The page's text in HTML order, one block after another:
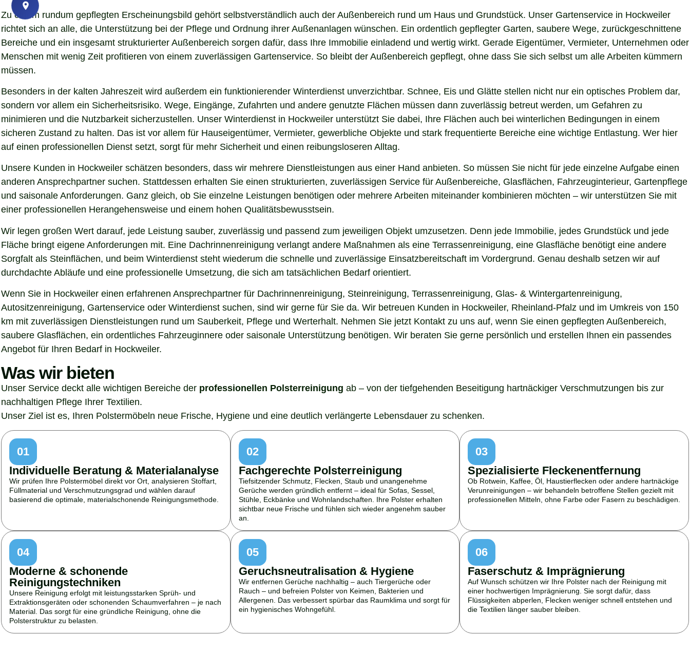
Zu einem rundum gepflegten Erscheinungsbild gehört selbstverständlich auch der Außenbereich rund um Haus und Grundstück. Unser Gartenservice in Hockweiler
richtet sich an alle, die Unterstützung bei der Pflege und Ordnung ihrer Außenanlagen wünschen. Ein ordentlich gepflegter Garten, saubere Wege, zurückgeschnittene
Bereiche und ein insgesamt strukturierter Außenbereich sorgen dafür, dass Ihre Immobilie einladend und wertig wirkt. Gerade Eigentümer, Vermieter, Unternehmen oder
Menschen mit wenig Zeit profitieren von einem zuverlässigen Gartenservice. So bleibt der Außenbereich gepflegt, ohne dass Sie sich selbst um alle Arbeiten kümmern
müssen.
Besonders in der kalten Jahreszeit wird außerdem ein funktionierender Winterdienst unverzichtbar. Schnee, Eis und Glätte stellen nicht nur ein optisches Problem dar,
sondern vor allem ein Sicherheitsrisiko. Wege, Eingänge, Zufahrten und andere genutzte Flächen müssen dann zuverlässig betreut werden, um Gefahren zu
minimieren und die Nutzbarkeit sicherzustellen. Unser Winterdienst in Hockweiler unterstützt Sie dabei, Ihre Flächen auch bei winterlichen Bedingungen in einem
sicheren Zustand zu halten. Das ist vor allem für Hauseigentümer, Vermieter, gewerbliche Objekte und stark frequentierte Bereiche eine wichtige Entlastung. Wer hier
auf einen professionellen Dienst setzt, sorgt für mehr Sicherheit und einen reibungsloseren Alltag.
Unsere Kunden in Hockweiler schätzen besonders, dass wir mehrere Dienstleistungen aus einer Hand anbieten. So müssen Sie nicht für jede einzelne Aufgabe einen
anderen Ansprechpartner suchen. Stattdessen erhalten Sie einen strukturierten, zuverlässigen Service für Außenbereiche, Glasflächen, Fahrzeuginterieur, Gartenpflege
und saisonale Anforderungen. Ganz gleich, ob Sie einzelne Leistungen benötigen oder mehrere Arbeiten miteinander kombinieren möchten – wir unterstützen Sie mit
einer professionellen Herangehensweise und einem hohen Qualitätsbewusstsein.
Wir legen großen Wert darauf, jede Leistung sauber, zuverlässig und passend zum jeweiligen Objekt umzusetzen. Denn jede Immobilie, jedes Grundstück und jede
Fläche bringt eigene Anforderungen mit. Eine Dachrinnenreinigung verlangt andere Maßnahmen als eine Terrassenreinigung, eine Glasfläche benötigt eine andere
Sorgfalt als Steinflächen, und beim Winterdienst steht wiederum die schnelle und zuverlässige Einsatzbereitschaft im Vordergrund. Genau deshalb setzen wir auf
durchdachte Abläufe und eine professionelle Umsetzung, die sich am tatsächlichen Bedarf orientiert.
Wenn Sie in Hockweiler einen erfahrenen Ansprechpartner für Dachrinnenreinigung, Steinreinigung, Terrassenreinigung, Glas- & Wintergartenreinigung,
Autositzenreinigung, Gartenservice oder Winterdienst suchen, sind wir gerne für Sie da. Wir betreuen Kunden in Hockweiler, Rheinland-Pfalz und im Umkreis von 150
km mit zuverlässigen Dienstleistungen rund um Sauberkeit, Pflege und Werterhalt. Nehmen Sie jetzt Kontakt zu uns auf, wenn Sie einen gepflegten Außenbereich,
saubere Glasflächen, ein ordentliches Fahrzeuginnere oder saisonale Unterstützung benötigen. Wir beraten Sie gerne persönlich und erstellen Ihnen ein passendes
Angebot für Ihren Bedarf in Hockweiler.
Was wir bieten
Unser Service deckt alle wichtigen Bereiche der professionellen Polsterreinigung ab – von der tiefgehenden Beseitigung hartnäckiger Verschmutzungen bis zur
nachhaltigen Pflege Ihrer Textilien.
Unser Ziel ist es, Ihren Polstermöbeln neue Frische, Hygiene und eine deutlich verlängerte Lebensdauer zu schenken.
01
Individuelle Beratung & Materialanalyse
Wir prüfen Ihre Polstermöbel direkt vor Ort, analysieren Stoffart,
Füllmaterial und Verschmutzungsgrad und wählen darauf
basierend die optimale, materialschonende Reinigungsmethode.
02
Fachgerechte Polsterreinigung
Tiefsitzender Schmutz, Flecken, Staub und unangenehme
Gerüche werden gründlich entfernt – ideal für Sofas, Sessel,
Stühle, Eckbänke und Wohnlandschaften. Ihre Polster erhalten
sichtbar neue Frische und fühlen sich wieder angenehm sauber
an.
03
Spezialisierte Fleckenentfernung
Ob Rotwein, Kaffee, Öl, Haustierflecken oder andere hartnäckige
Verunreinigungen – wir behandeln betroffene Stellen gezielt mit
professionellen Mitteln, ohne Farbe oder Fasern zu beschädigen.
04
Moderne & schonende
Reinigungstechniken
Unsere Reinigung erfolgt mit leistungsstarken Sprüh- und
Extraktionsgeräten oder schonenden Schaumverfahren – je nach
Material. Das sorgt für eine gründliche Reinigung, ohne die
Polsterstruktur zu belasten.
05
Geruchsneutralisation & Hygiene
Wir entfernen Gerüche nachhaltig – auch Tiergerüche oder
Rauch – und befreien Polster von Keimen, Bakterien und
Allergenen. Das verbessert spürbar das Raumklima und sorgt für
ein hygienisches Wohngefühl.
06
Faserschutz & Imprägnierung
Auf Wunsch schützen wir Ihre Polster nach der Reinigung mit
einer hochwertigen Imprägnierung. Sie sorgt dafür, dass
Flüssigkeiten abperlen, Flecken weniger schnell entstehen und
die Textilien länger sauber bleiben.